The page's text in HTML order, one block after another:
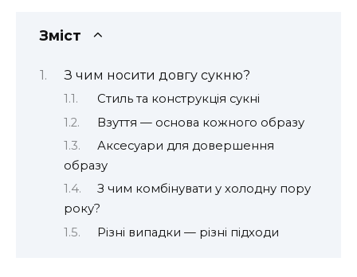
Зміст
З чим носити довгу сукню?
Стиль та конструкція сукні
Взуття — основа кожного образу
Аксесуари для довершення
образу
З чим комбінувати у холодну пору
року?
Різні випадки — різні підходи